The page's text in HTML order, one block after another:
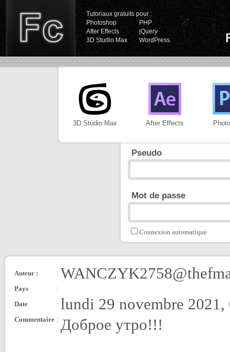
Tutoriaux gratuits pour :
Photoshop
PHP
After Effects
jQuery
3D Studio Max
WordPress
3D Studio Max After Effects
Pseudo
Mot de passe
Connexion automatique
Auteur : :
Pays
:
Date
: lundi 29 novembre 2021,
Commentaire : Доброе утро!!!